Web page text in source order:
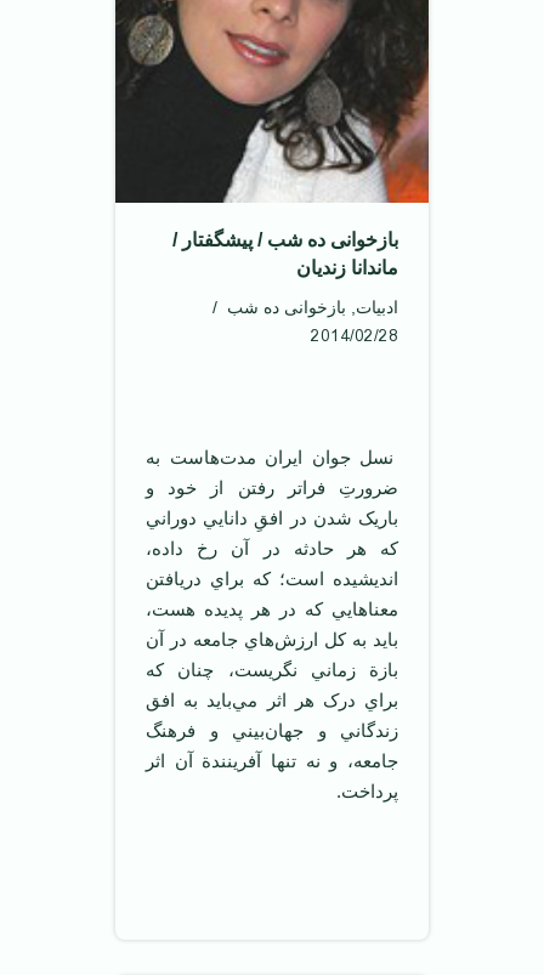
بازخوانی ده شب / پیشگفتار /
ماندانا زندیان
ادبیات, بازخوانی ده شب
2014/02/28
نسل جوان ايران مدت‌هاست به
ضرورتِ فراتر رفتن از خود و
باريک ‌شدن در افقِ دانايي دوراني
که هر حادثه در آن رخ داده،
انديشيده است؛ که براي دريافتن
معناهايي که در هر پديده هست،
بايد به کل ارزش‌هاي جامعه در آن
بازة زماني نگريست، چنان که
براي درک هر اثر مي‌بايد به افق
زندگاني و جهان‌بيني و فرهنگ
جامعه، و نه تنها آفرينندة آن اثر
پرداخت.